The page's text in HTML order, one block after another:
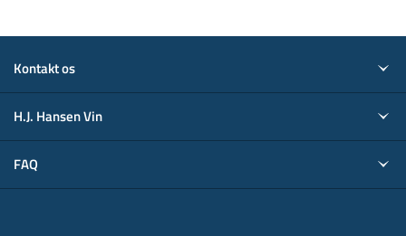
Kontakt os
H.J. Hansen Vin
FAQ